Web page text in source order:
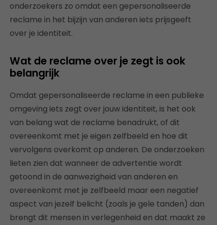
onderzoekers zo omdat een gepersonaliseerde
reclame in het bijzijn van anderen iets prijsgeeft
over je identiteit.
Wat de reclame over je zegt is ook
belangrijk
Omdat gepersonaliseerde reclame in een publieke
omgeving iets zegt over jouw identiteit, is het ook
van belang wat de reclame benadrukt, of dit
overeenkomt met je eigen zelfbeeld en hoe dit
vervolgens overkomt op anderen. De onderzoeken
lieten zien dat wanneer de advertentie wordt
getoond in de aanwezigheid van anderen en
overeenkomt met je zelfbeeld maar een negatief
aspect van jezelf belicht (zoals je gele tanden) dan
brengt dit mensen in verlegenheid en dat maakt ze